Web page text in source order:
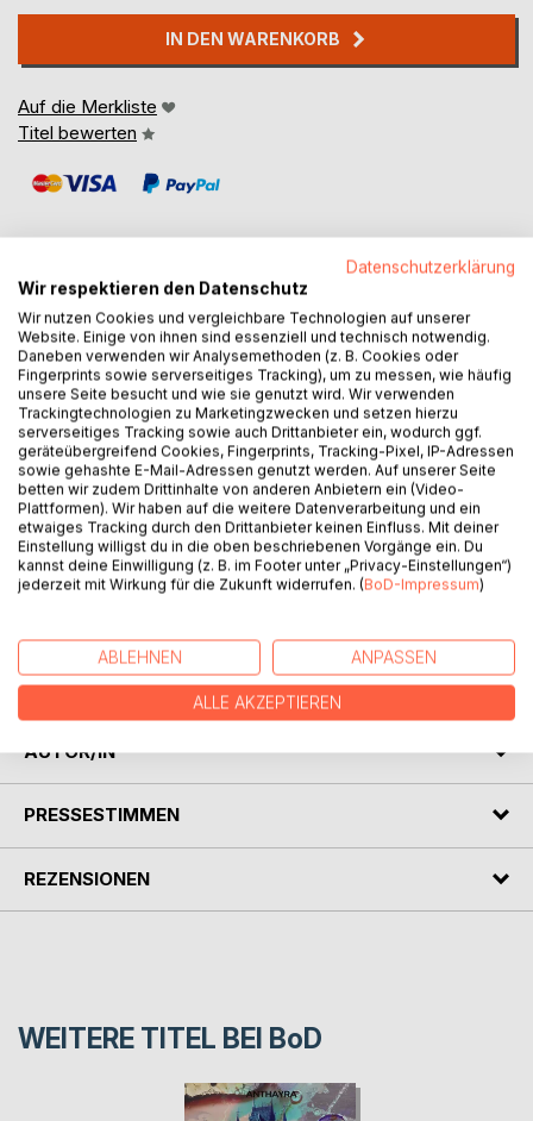
IN DEN WARENKORB
Auf die Merkliste
Titel bewerten
BESCHREIBUNG
Der Westliche Raum Athernicas ist in Aufruhr. Die Völker,
die seit langem vom Isthanischen Reich beherrscht und
geknechtet werden, haben das Schwert gegen ihre
verhassten Besatzer erhoben. Einen mächtigen
Verbündeten finden sie in König Oltriveus III. von Vaalien,
der fest entschlossen ist den Unterdrückten die Freiheit
zurückzubringen. Schon bald tobt ein Konflikt von
ungeheuren Ausmaßen, der alles in den Schatten stellt,
was die Welt bis dahin gesehen hat. Mitten im Geschehen
wahre Bestimmung erkennt - und eine Seite an sich
entdeckt, die sie vor große Herausforderungen stellt ...
AUTOR/IN
PRESSESTIMMEN
REZENSIONEN
WEITERE TITEL BEI BoD
Datenschutzerklärung
Wir respektieren den Datenschutz
Wir nutzen Cookies und vergleichbare Technologien auf unserer
Website. Einige von ihnen sind essenziell und technisch notwendig.
Daneben verwenden wir Analysemethoden (z. B. Cookies oder
Fingerprints sowie serverseitiges Tracking), um zu messen, wie häufig
unsere Seite besucht und wie sie genutzt wird. Wir verwenden
Trackingtechnologien zu Marketingzwecken und setzen hierzu
serverseitiges Tracking sowie auch Drittanbieter ein, wodurch ggf.
geräteübergreifend Cookies, Fingerprints, Tracking-Pixel, IP-Adressen
sowie gehashte E-Mail-Adressen genutzt werden. Auf unserer Seite
betten wir zudem Drittinhalte von anderen Anbietern ein (Video-
Plattformen). Wir haben auf die weitere Datenverarbeitung und ein
etwaiges Tracking durch den Drittanbieter keinen Einfluss. Mit deiner
Einstellung willigst du in die oben beschriebenen Vorgänge ein. Du
kannst deine Einwilligung (z. B. im Footer unter „Privacy-Einstellungen“)
jederzeit mit Wirkung für die Zukunft widerrufen. (BoD-Impressum)
ABLEHNEN ANPASSEN
ALLE AKZEPTIEREN